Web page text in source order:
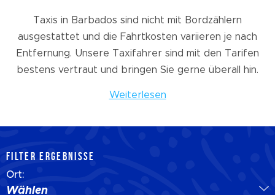
Taxis in Barbados sind nicht mit Bordzählern
ausgestattet und die Fahrtkosten variieren je nach
Entfernung. Unsere Taxifahrer sind mit den Tarifen
bestens vertraut und bringen Sie gerne überall hin.
Weiterlesen
FILTER ERGEBNISSE
Ort:
Wählen